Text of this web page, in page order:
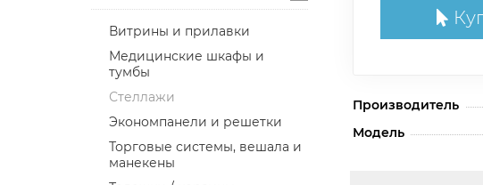
Витрины и прилавки
Медицинские шкафы и
тумбы
Стеллажи
Экономпанели и решетки
Торговые системы, вешала и
манекены
Производитель
Модель